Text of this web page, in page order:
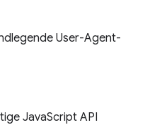
User-Agent-
JavaScript API